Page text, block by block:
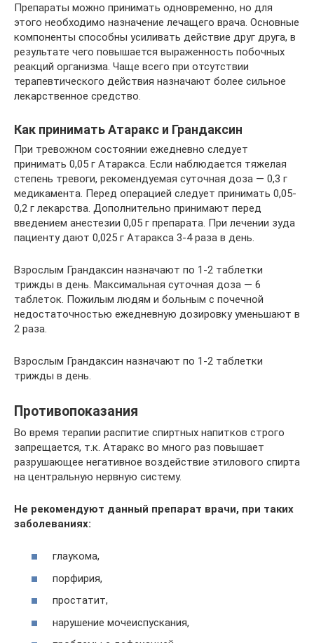
Препараты можно принимать одновременно, но для
этого необходимо назначение лечащего врача. Основные
компоненты способны усиливать действие друг друга, в
результате чего повышается выраженность побочных
реакций организма. Чаще всего при отсутствии
терапевтического действия назначают более сильное
лекарственное средство.
Как принимать Атаракс и Грандаксин
При тревожном состоянии ежедневно следует
принимать 0,05 г Атаракса. Если наблюдается тяжелая
степень тревоги, рекомендуемая суточная доза — 0,3 г
медикамента. Перед операцией следует принимать 0,05-
0,2 г лекарства. Дополнительно принимают перед
введением анестезии 0,05 г препарата. При лечении зуда
пациенту дают 0,025 г Атаракса 3-4 раза в день.
Взрослым Грандаксин назначают по 1-2 таблетки
трижды в день. Максимальная суточная доза — 6
таблеток. Пожилым людям и больным с почечной
недостаточностью ежедневную дозировку уменьшают в
2 раза.
Взрослым Грандаксин назначают по 1-2 таблетки
трижды в день.
Противопоказания
Во время терапии распитие спиртных напитков строго
запрещается, т.к. Атаракс во много раз повышает
разрушающее негативное воздействие этилового спирта
на центральную нервную систему.
Не рекомендуют данный препарат врачи, при таких
заболеваниях:
глаукома,
порфирия,
простатит,
нарушение мочеиспускания,